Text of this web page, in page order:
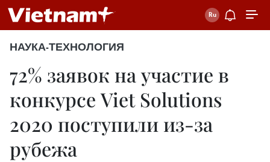
НАУКА-ТЕХНОЛОГИЯ
72% заявок на участие в
конкурсе Viet Solutions
2020 поступили из-за
рубежа